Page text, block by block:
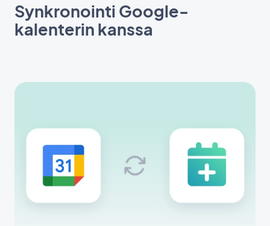
Synkronointi Google-
kalenterin kanssa